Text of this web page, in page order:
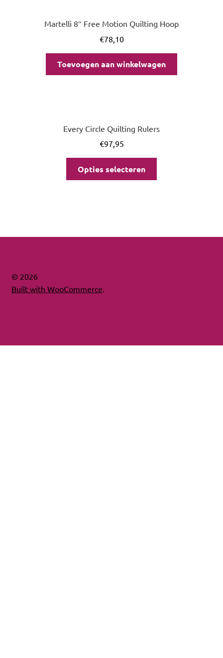
Martelli 8″ Free Motion Quilting Hoop
€78,10
Toevoegen aan winkelwagen
Every Circle Quilting Rulers
€97,95
Opties selecteren
© 2026
Built with WooCommerce.